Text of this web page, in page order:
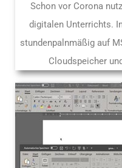
Schon vor Corona
digitalen Unterrichts.
stundenpalnmäßig auf
Cloudspeicher